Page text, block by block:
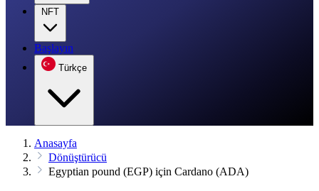
NFT
Başlayın
Türkçe
Anasayfa
Dönüştürücü
Egyptian pound (EGP) için Cardano (ADA)